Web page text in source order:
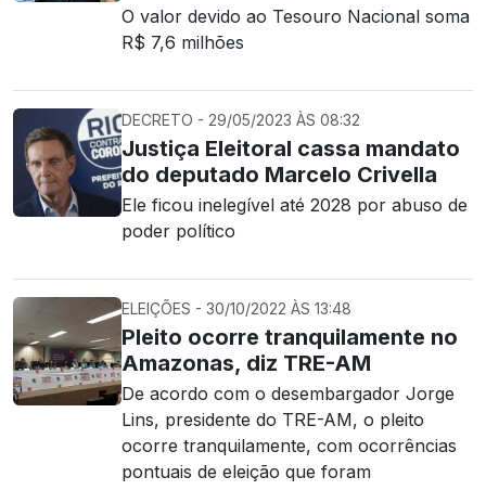
O valor devido ao Tesouro Nacional soma
R$ 7,6 milhões
DECRETO - 29/05/2023 ÀS 08:32
Justiça Eleitoral cassa mandato
do deputado Marcelo Crivella
Ele ficou inelegível até 2028 por abuso de
poder político
ELEIÇÕES - 30/10/2022 ÀS 13:48
Pleito ocorre tranquilamente no
Amazonas, diz TRE-AM
De acordo com o desembargador Jorge
Lins, presidente do TRE-AM, o pleito
ocorre tranquilamente, com ocorrências
pontuais de eleição que foram